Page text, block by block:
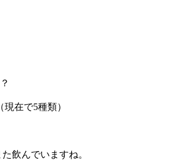
在で5種類）
飲んでいますね。